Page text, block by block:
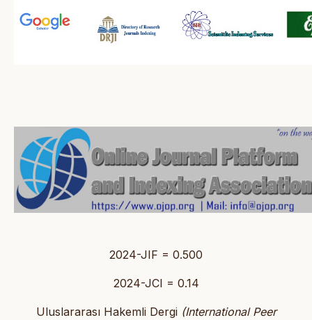
2024-JIF = 0.500
2024-JCI = 0.14
Uluslararası Hakemli Dergi (International Peer